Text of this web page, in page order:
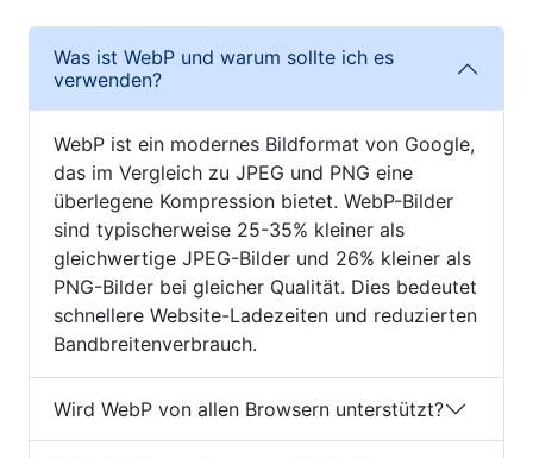
Was ist WebP und warum sollte ich es
verwenden?
WebP ist ein modernes Bildformat von Google,
das im Vergleich zu JPEG und PNG eine
überlegene Kompression bietet. WebP-Bilder
sind typischerweise 25-35% kleiner als
gleichwertige JPEG-Bilder und 26% kleiner als
PNG-Bilder bei gleicher Qualität. Dies bedeutet
schnellere Website-Ladezeiten und reduzierten
Bandbreitenverbrauch.
Wird WebP von allen Browsern unterstützt?